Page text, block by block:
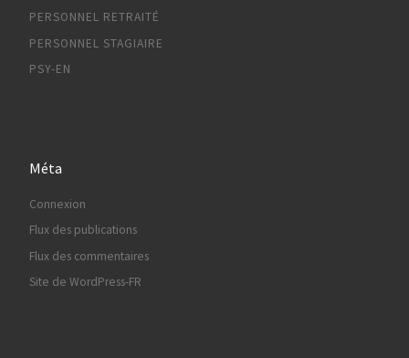
PERSONNEL RETRAITÉ
PERSONNEL STAGIAIRE
PSY-EN
Méta
Connexion
Flux des publications
Flux des commentaires
Site de WordPress-FR